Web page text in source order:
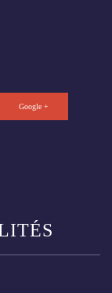
Google +